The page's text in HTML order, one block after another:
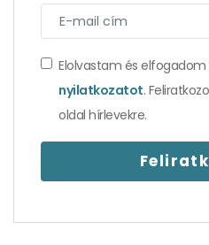
Ne mulass, hanem sportolj
Elolvastam és elfogadom
nyilatkozatot.
oldal hírlevekre.